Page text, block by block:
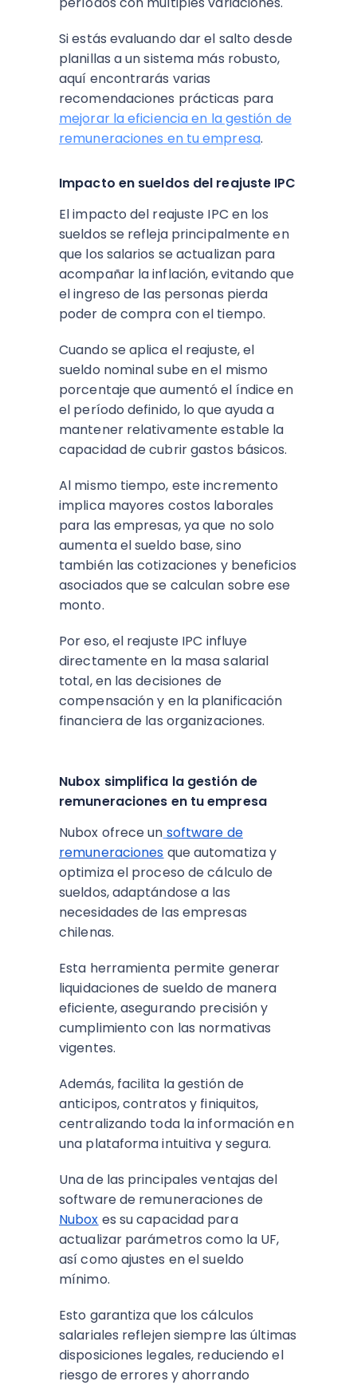
Si estás evaluando dar el salto desde
planillas a un sistema más robusto,
aquí encontrarás varias
recomendaciones prácticas para
mejorar la eficiencia en la gestión de
remuneraciones en tu empresa.
Impacto en sueldos del reajuste IPC
El impacto del reajuste IPC en los
sueldos se refleja principalmente en
que los salarios se actualizan para
acompañar la inflación, evitando que
el ingreso de las personas pierda
poder de compra con el tiempo.
Cuando se aplica el reajuste, el
sueldo nominal sube en el mismo
porcentaje que aumentó el índice en
el período definido, lo que ayuda a
mantener relativamente estable la
capacidad de cubrir gastos básicos.
Al mismo tiempo, este incremento
implica mayores costos laborales
para las empresas, ya que no solo
aumenta el sueldo base, sino
también las cotizaciones y beneficios
asociados que se calculan sobre ese
monto.
Por eso, el reajuste IPC influye
directamente en la masa salarial
total, en las decisiones de
compensación y en la planificación
financiera de las organizaciones.
Nubox simplifica la gestión de
remuneraciones en tu empresa
Nubox ofrece un software de
remuneraciones que automatiza y
optimiza el proceso de cálculo de
sueldos, adaptándose a las
necesidades de las empresas
chilenas.
Esta herramienta permite generar
liquidaciones de sueldo de manera
eficiente, asegurando precisión y
cumplimiento con las normativas
vigentes.
Además, facilita la gestión de
anticipos, contratos y finiquitos,
centralizando toda la información en
una plataforma intuitiva y segura.
Una de las principales ventajas del
software de remuneraciones de
Nubox es su capacidad para
actualizar parámetros como la UF,
así como ajustes en el sueldo
mínimo.
Esto garantiza que los cálculos
salariales reflejen siempre las últimas
disposiciones legales, reduciendo el
riesgo de errores y ahorrando